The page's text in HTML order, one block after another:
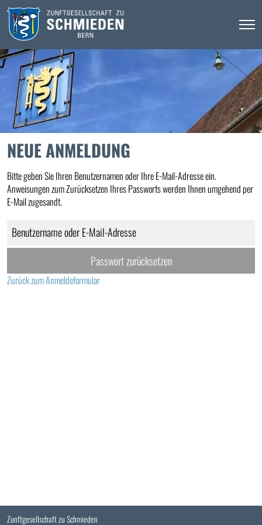
NEUE ANMELDUNG
Bitte geben Sie Ihren Benutzernamen oder Ihre E-Mail-Adresse ein.
Anweisungen zum Zurücksetzen Ihres Passworts werden Ihnen umgehend per
E-Mail zugesandt.
Benutzername oder E-Mail-Adresse
Zurück zum Anmeldeformular
Zunftgesellschaft zu Schmieden